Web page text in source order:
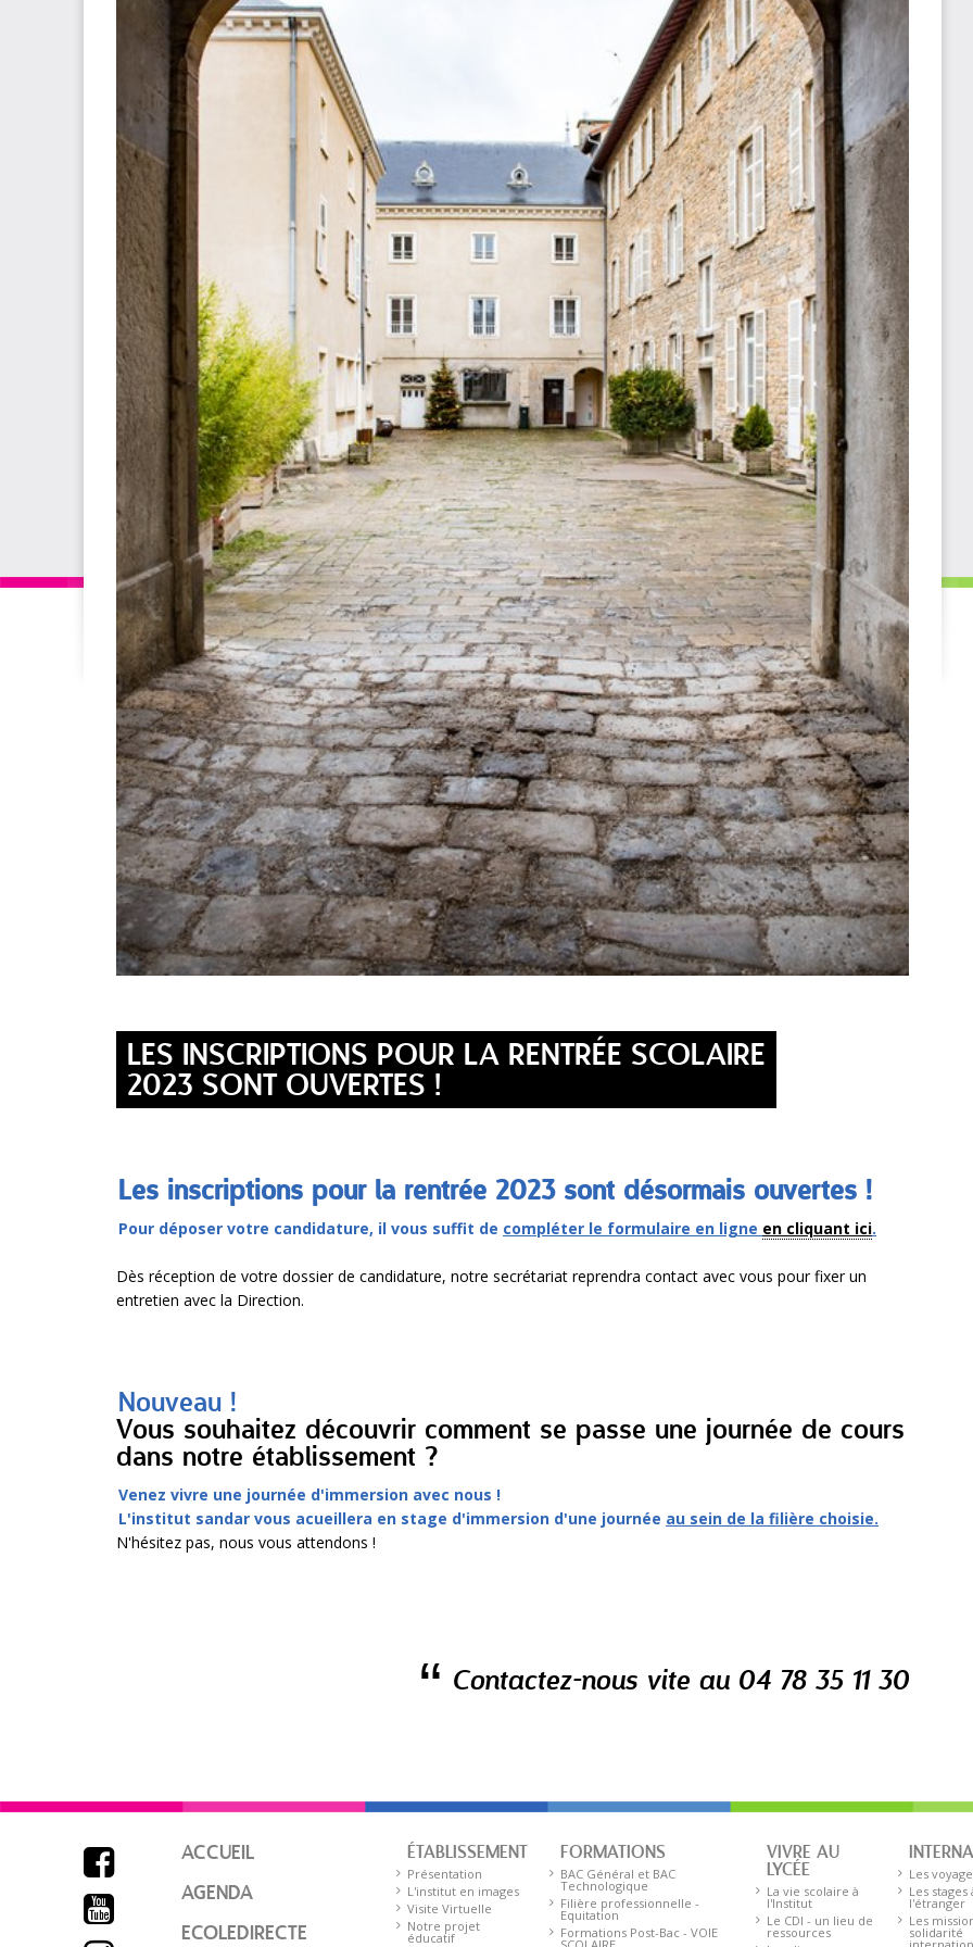
LES INSCRIPTIONS POUR LA RENTRÉE SCOLAIRE
2023 SONT OUVERTES !
Les inscriptions pour la rentrée 2023 sont désormais ouvertes !
Pour déposer votre candidature, il vous suffit de compléter le formulaire en ligne en cliquant ici.
Dès réception de votre dossier de candidature, notre secrétariat reprendra contact avec vous pour fixer un
entretien avec la Direction.
Nouveau !
Vous souhaitez découvrir comment se passe une journée de cours
dans notre établissement ?
Venez vivre une journée d'immersion avec nous !
L'institut sandar vous acueillera en stage d'immersion d'une journée au sein de la filière choisie.
N'hésitez pas, nous vous attendons !
Contactez-nous vite au 04 78 35 11 30


ACCUEIL
AGENDA
ECOLEDIRECTE
ÉTABLISSEMENT
Présentation
L'institut en images
Visite Virtuelle
Notre projet
éducatif
FORMATIONS
BAC Général et BAC
Technologique
Filière professionnelle -
Equitation
Formations Post-Bac - VOIE
VIVRE AU
LYCÉE
La vie scolaire à
l'Institut
Le CDI - un lieu de
ressources
Les
Les stages
l'étranger
Les
solidarité